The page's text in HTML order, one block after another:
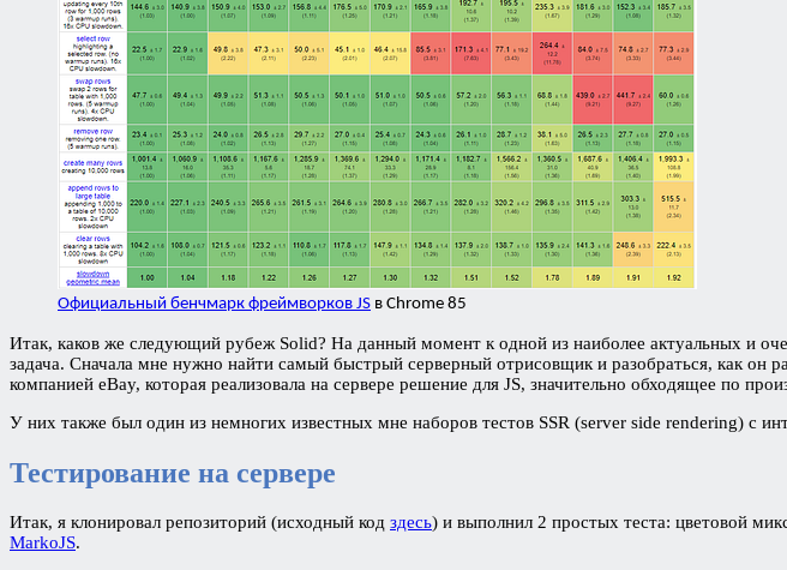
Официальный бенчмарк фреймворков JS в Chrome 85
Итак, каков же следующий рубеж Solid? На данный момент к одной из наиболее актуальных и
задача. Сначала мне нужно найти самый быстрый серверный отрисовщик и разобраться, как он
компанией eBay, которая реализовала на сервере решение для JS, значительно обходящее по
У них также был один из немногих известных мне наборов тестов SSR (server side rendering) с
Тестирование на сервере
Итак, я клонировал репозиторий (исходный код здесь) и выполнил 2 простых теста: цветовой
MarkoJS.